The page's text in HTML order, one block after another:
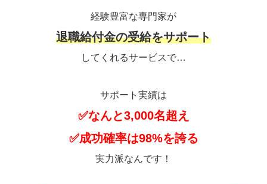
経験豊富な専門家が
退職給付金の受給をサポート
してくれるサービスで…
サポート実績は
✅なんと3,000名超え
✅成功確率は98%を誇る
実力派なんです！